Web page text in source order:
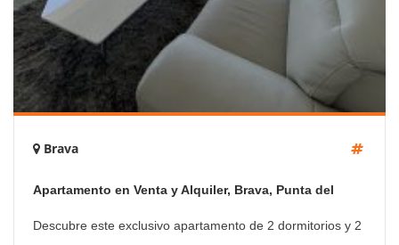
Brava
Apartamento en Venta y Alquiler, Brava, Punta del
Este, 2 Dormitorios.
Descubre este exclusivo apartamento de 2 dormitorios y 2